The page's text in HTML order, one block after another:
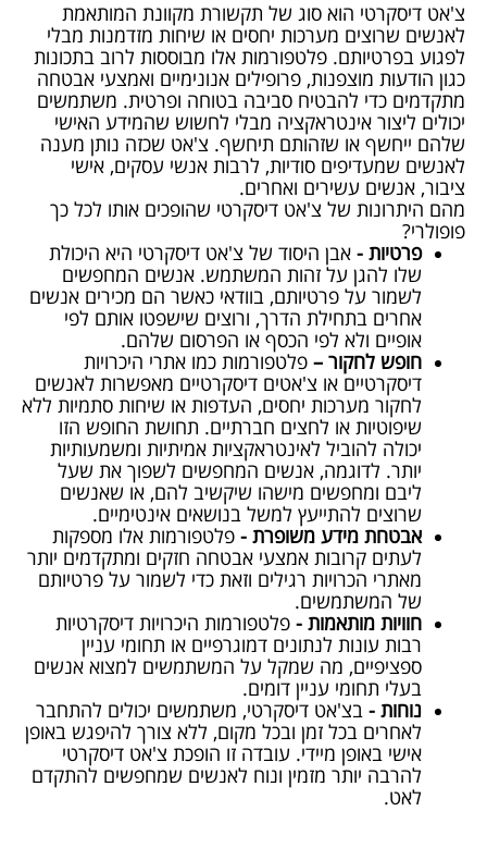
צ'אט דיסקרטי הוא סוג של תקשורת מקוונת המותאמת
לאנשים שרוצים מערכות יחסים או שיחות מזדמנות מבלי
לפגוע בפרטיותם. פלטפורמות אלו מבוססות לרוב בתכונות
כגון הודעות מוצפנות, פרופילים אנונימיים ואמצעי אבטחה
מתקדמים כדי להבטיח סביבה בטוחה ופרטית. משתמשים
יכולים ליצור אינטראקציה מבלי לחשוש שהמידע האישי
שלהם ייחשף או שזהותם תיחשף. צ'אט שכזה נותן מענה
לאנשים שמעדיפים סודיות, לרבות אנשי עסקים, אישי
ציבור, אנשים עשירים ואחרים.
מהם היתרונות של צ'אט דיסקרטי שהופכים אותו לכל כך
פופולרי?
פרטיות - אבן היסוד של צ'אט דיסקרטי היא היכולת
שלו להגן על זהות המשתמש. אנשים המחפשים
לשמור על פרטיותם, בוודאי כאשר הם מכירים אנשים
אחרים בתחילת הדרך, ורוצים שישפטו אותם לפי
אופיים ולא לפי הכסף או הפרסום שלהם.
חופש לחקור – פלטפורמות כמו אתרי היכרויות
דיסקרטיים או צ'אטים דיסקרטיים מאפשרות לאנשים
לחקור מערכות יחסים, העדפות או שיחות סתמיות ללא
שיפוטיות או לחצים חברתיים. תחושת החופש הזו
יכולה להוביל לאינטראקציות אמיתיות ומשמעותיות
יותר. לדוגמה, אנשים המחפשים לשפוך את שעל
ליבם ומחפשים מישהו שיקשיב להם, או שאנשים
שרוצים להתייעץ למשל בנושאים אינטימיים.
אבטחת מידע משופרת - פלטפורמות אלו מספקות
לעתים קרובות אמצעי אבטחה חזקים ומתקדמים יותר
מאתרי הכרויות רגילים וזאת כדי לשמור על פרטיותם
של המשתמשים.
חוויות מותאמות - פלטפורמות היכרויות דיסקרטיות
רבות עונות לנתונים דמוגרפיים או תחומי עניין
ספציפיים, מה שמקל על המשתמשים למצוא אנשים
בעלי תחומי עניין דומים.
נוחות - בצ'אט דיסקרטי, משתמשים יכולים להתחבר
לאחרים בכל זמן ובכל מקום, ללא צורך להיפגש באופן
אישי באופן מיידי. עובדה זו הופכת צ'אט דיסקרטי
להרבה יותר מזמין ונוח לאנשים שמחפשים להתקדם
לאט.